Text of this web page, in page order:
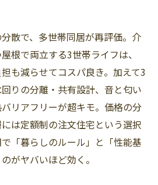
散で、多世帯同居が再評価。介
根で両立する3世帯ライフは、
も減らせてコスパ良き。加えて3
りの分離・共有設計、音と匂い
リアフリーが超キモ。価格の分
は定額制の注文住宅という選択
「暮らしのルール」と「性能基
がヤバいほど効く。